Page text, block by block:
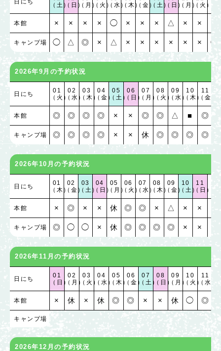
日にち
（土）（日）（月）（火）（水）（木）（金）（土）（日）（月）（火）（
本館 × × × × ◯ × × × △ × ×
キャンプ場 ◯ △ ◎ × △ × × × × × × ◯
2026年9月の予約状況
日にち
01
（火）
02
（水）
03
（木）
04
（金）
05
（土）
06
（日）
07
（月）
08
（火）
09
（水）
10
（木）
11
（金）
本館 ◎ ◎ ◎ ◎ × × ◎ ◎ △ ■ ◎
キャンプ場 ◎ ◎ ◎ ◎ × × 休 ◎ ◎ ◎ ◎
2026年10月の予約状況
日にち
01
（木）
02
（金）
03
（土）
04
（日）
05
（月）
06
（火）
07
（水）
08
（木）
09
（金）
10
（土）
11
（日）（
本館 × ◎ × × 休 ◎ ◎ × △ × ×
キャンプ場 ◎ ◯ ◯ × 休 ◎ ◎ ◎ ◎ × ×
2026年11月の予約状況
日にち
01
（日）
02
（月）
03
（火）
04
（水）
05
（木）
06
（金）
07
（土）
08
（日）
09
（月）
10
（火）
11
（水）
本館 × 休 × 休 ◎ ◎ × × 休 ◯ ◎
キャンプ場
2026年12月の予約状況